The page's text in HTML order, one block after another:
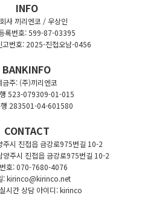
INFO
사 끼리엔코 / 우상인
록번호: 599-87-03395
고번호: 2025-진접오남-0456
BANKINFO
금주: (주)끼리엔코
523-079309-01-015
행 283501-04-601580
CONTACT
주시 진접읍 금강로975번길 10-2
양주시 진접읍 금강로975번길 10-2
호: 070-7680-4076
: kirinco@kirinco.net
시간 상담 아이디: kirinco